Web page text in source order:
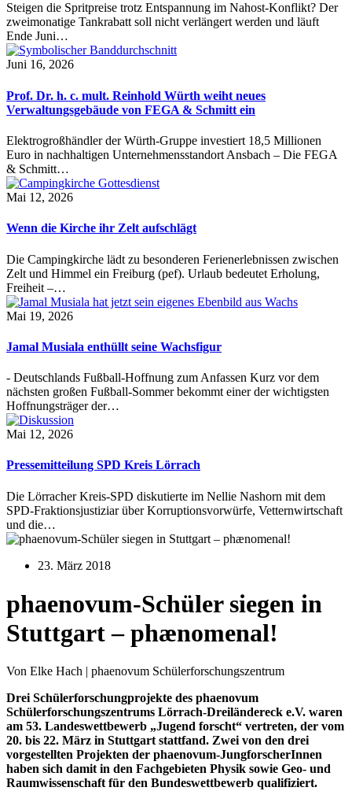
Steigen die Spritpreise trotz Entspannung im Nahost-Konflikt? Der
zweimonatige Tankrabatt soll nicht verlängert werden und läuft
Ende Juni…
Juni 16, 2026
Prof. Dr. h. c. mult. Reinhold Würth weiht neues
Verwaltungsgebäude von FEGA & Schmitt ein
Elektrogroßhändler der Würth-Gruppe investiert 18,5 Millionen
Euro in nachhaltigen Unternehmensstandort Ansbach – Die FEGA
& Schmitt…
Mai 12, 2026
Wenn die Kirche ihr Zelt aufschlägt
Die Campingkirche lädt zu besonderen Ferienerlebnissen zwischen
Zelt und Himmel ein Freiburg (pef). Urlaub bedeutet Erholung,
Freiheit –…
Mai 19, 2026
Jamal Musiala enthüllt seine Wachsfigur
- Deutschlands Fußball-Hoffnung zum Anfassen Kurz vor dem
nächsten großen Fußball-Sommer bekommt einer der wichtigsten
Hoffnungsträger der…
Mai 12, 2026
Pressemitteilung SPD Kreis Lörrach
Die Lörracher Kreis-SPD diskutierte im Nellie Nashorn mit dem
SPD-Fraktionsjustiziar über Korruptionsvorwürfe, Vetternwirtschaft
und die…
23. März 2018
phaenovum-Schüler siegen in
Stuttgart – phænomenal!
Von Elke Hach | phaenovum Schülerforschungszentrum
Drei Schülerforschungprojekte des phaenovum
Schülerforschungszentrums Lörrach-Dreiländereck e.V. waren
am 53. Landeswettbewerb „Jugend forscht“ vertreten, der vom
20. bis 22. März in Stuttgart stattfand. Zwei von den drei
vorgestellten Projekten der phaenovum-JungforscherInnen
haben sich damit in den Fachgebieten Physik sowie Geo- und
Raumwissenschaft für den Bundeswettbewerb qualifiziert.